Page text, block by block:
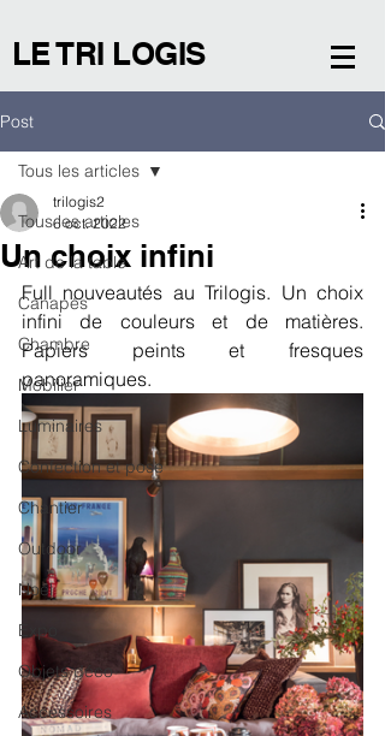
LE TRI LOGIS
Post
Tous les articles
Art de la table
Canapés
Chambre
Mobilier
Luminaires
Confection et pose
Chantier
Outdoor
Noël
Expo
Objets déco
Accessoires
Tous les articles
Un choix infini
trilogis2
6 oct. 2022
Full nouveautés au Trilogis. Un choix
infini de couleurs et de matières.
Papiers peints et fresques
panoramiques.